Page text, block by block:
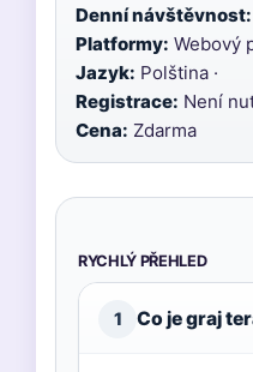
Denní návštěvnost:
Platformy: Webový
Jazyk: Polština ·
Registrace: Není
Cena: Zdarma
RYCHLÝ PŘEHLED
1 Co je graj